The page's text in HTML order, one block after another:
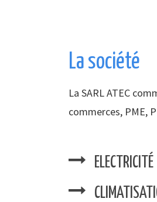
La société
La SARL ATEC
commerces, PME,
ELECTRICITÉ